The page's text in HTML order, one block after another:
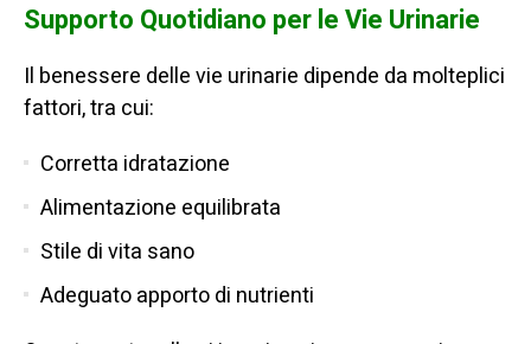
Supporto Quotidiano per le Vie Urinarie
Il benessere delle vie urinarie dipende da molteplici
fattori, tra cui:
Corretta idratazione
Alimentazione equilibrata
Stile di vita sano
Adeguato apporto di nutrienti